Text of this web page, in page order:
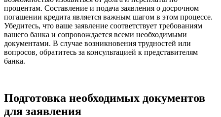
процентам. Составление и подача заявления о досрочном
погашении кредита является важным шагом в этом процессе.
Убедитесь, что ваше заявление соответствует требованиям
вашего банка и сопровождается всеми необходимыми
документами. В случае возникновения трудностей или
вопросов, обратитесь за консультацией к представителям
банка.
Подготовка необходимых документов
для заявления